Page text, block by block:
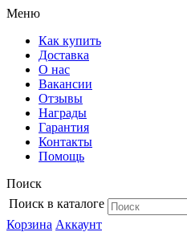
Меню
Как купить
Доставка
О нас
Вакансии
Отзывы
Награды
Гарантия
Контакты
Помощь
Поиск
Поиск в каталоге
Корзина Аккаунт